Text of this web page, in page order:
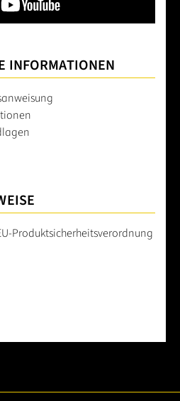
INFORMATIONEN
Produktsicherheitsverordnung